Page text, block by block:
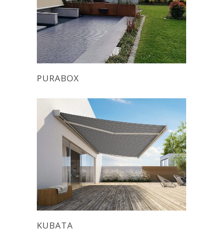
PURABOX
KUBATA